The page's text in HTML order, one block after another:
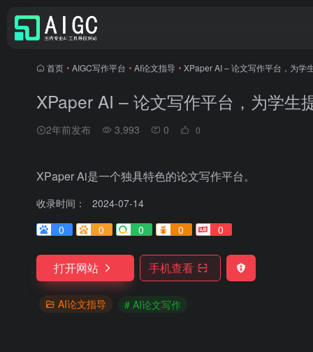
首页 • AIGC写作平台 • AI论文指导 • XPaper AI – 论文写作平台，为学
XPaper AI – 论文写作平台，为学生
2年前发布 3,993 0 0
XPaper Ai是一个独具特色的论文写作平台。
收录时间：
2024-07-14
0
0 0 0 0
打开网站 手机查看
AI论文指导 # AI论文写作